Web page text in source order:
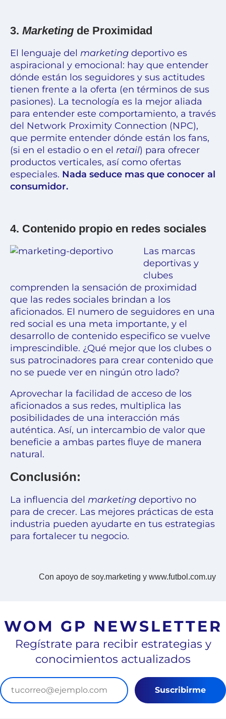
3. Marketing de Proximidad
El lenguaje del marketing deportivo es
aspiracional y emocional: hay que entender
dónde están los seguidores y sus actitudes
tienen frente a la oferta (en términos de sus
pasiones). La tecnología es la mejor aliada
para entender este comportamiento, a través
del Network Proximity Connection (NPC),
que permite entender dónde están los fans,
(si en el estadio o en el retail) para ofrecer
productos verticales, así como ofertas
especiales. Nada seduce mas que conocer al
consumidor.
4. Contenido propio en redes sociales
Las marcas
deportivas y
clubes
comprenden la sensación de proximidad
que las redes sociales brindan a los
aficionados. El numero de seguidores en una
red social es una meta importante, y el
desarrollo de contenido especifico se vuelve
imprescindible. ¿Qué mejor que los clubes o
sus patrocinadores para crear contenido que
no se puede ver en ningún otro lado?
Aprovechar la facilidad de acceso de los
aficionados a sus redes, multiplica las
posibilidades de una interacción más
auténtica. Así, un intercambio de valor que
beneficie a ambas partes fluye de manera
natural.
Conclusión:
La influencia del marketing deportivo no
para de crecer. Las mejores prácticas de esta
industria pueden ayudarte en tus estrategias
para fortalecer tu negocio.
Con apoyo de soy.marketing y www.futbol.com.uy
WOM GP NEWSLETTER
Regístrate para recibir estrategias y
conocimientos actualizados
Suscribirme